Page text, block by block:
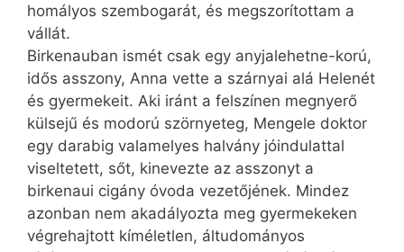
homályos szembogarát, és megszorítottam a
vállát.
Birkenauban ismét csak egy anyjalehetne-korú,
idős asszony, Anna vette a szárnyai alá Helenét
és gyermekeit. Aki iránt a felszínen megnyerő
külsejű és modorú szörnyeteg, Mengele doktor
egy darabig valamelyes halvány jóindulattal
viseltetett, sőt, kinevezte az asszonyt a
birkenaui cigány óvoda vezetőjének. Mindez
azonban nem akadályozta meg gyermekeken
végrehajtott kíméletlen, áltudományos